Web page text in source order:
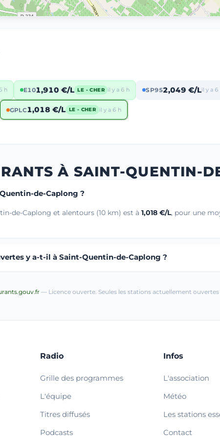
h E101,910 €/L LE - CHER il y a 6 h SP952,049 €/Lil y a 6
GPLC1,018 €/L LE - CHER il y a 6 h
À SAINT-QUENTIN-
de-Caplong ?
de-Caplong et alentours (10 km) est à 1,018 €/L, pour une
y a-t-il à Saint-Quentin-de-Caplong ?
— Licence ouverte. Seules les stations actuellement ouvertes
Radio
Grille des programmes
L'équipe
Titres diffusés
Podcasts
Infos
L'association
Météo
Les stations
Contact